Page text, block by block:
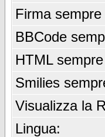
Firma sempre
BBCode
HTML
Smilies
Visualizza la
Lingua: